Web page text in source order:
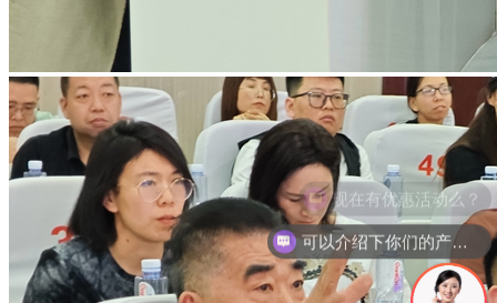
可以介绍下你们的产品么？
你们是怎么收费的呢？